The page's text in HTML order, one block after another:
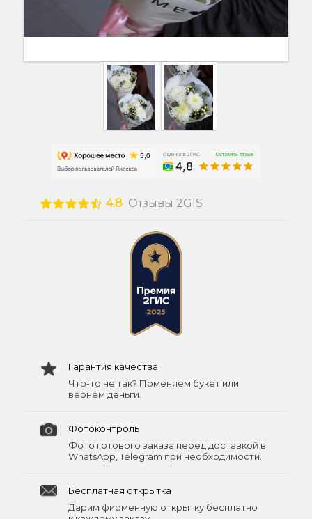
4.8 Отзывы 2GIS
Гарантия качества
Что-то не так? Поменяем букет или
вернём деньги.
Фотоконтроль
Фото готового заказа перед доставкой в
WhatsApp, Telegram при необходимости.
Бесплатная открытка
Дарим фирменную открытку бесплатно